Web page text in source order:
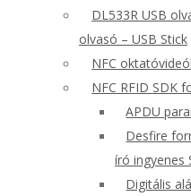
DL533R USB
olvasó – USB Stick
NFC
NFC RFID SDK
APDU
Desfire
író ingyenes
Digitális